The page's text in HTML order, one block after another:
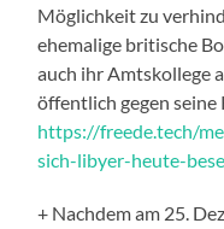
Möglichkeit zu
ehemalige britische
auch ihr Amtskollege
öffentlich gegen seine
https://freede.tech/
sich-libyer-heute-
+ Nachdem am 25.